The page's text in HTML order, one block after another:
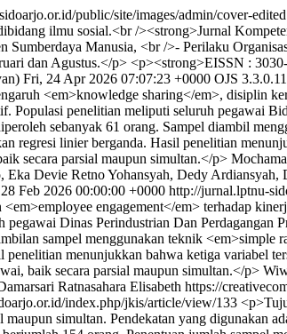
public/site/images/admin/cover-
ilmu sosial.<br /><strong>Jurnal
Manusia, <br />- Perilaku
dan Agustus.</p> <p><strong>EISSN :
Fri, 24 Apr 2026 07:07:23 +0000 OJS 3.3.0.11
<em>knowledge sharing</em>, disiplin
Populasi penelitian meliputi seluruh pegawai
sebanyak 61 orang. Sampel diambil
regresi linier berganda. Hasil penelitian
secara parsial maupun simultan.</p>
Devie Retno Yohansyah, Dedy Ardiansyah,
28 Feb 2026 00:00:00 +0000 http://jurnal.lptnu-
engagement</em> terhadap
Dinas Perindustrian Dan Perdagangan
sampel menggunakan teknik <em>simple
menunjukkan bahwa ketiga variabel
baik secara parsial maupun simultan.</p>
Ratnasahara Elisabeth https://
index.php/jkis/article/view/133
simultan. Pendekatan yang digunakan